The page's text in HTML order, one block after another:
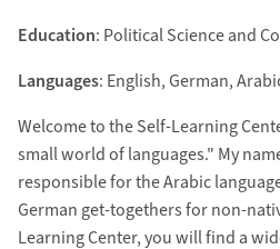
Education: Political Science and
Languages: English, German,
Welcome to the Self-Learning
small world of languages." My
responsible for the Arabic
German get-togethers for non-
Learning Center, you will find a